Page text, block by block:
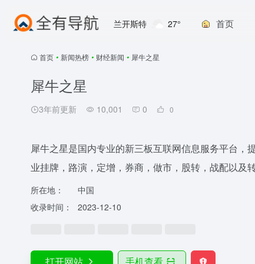
兰开斯特 27° 首页
首页 • 新闻热榜 • 财经新闻 • 犀牛之星
犀牛之星
3年前更新 10,001 0 0
犀牛之星是国内专业的新三板互联网信息服务平台
业挂牌，路演，定增，券商，做市，股转，战配以及
所在地：
中国
收录时间：
2023-12-10